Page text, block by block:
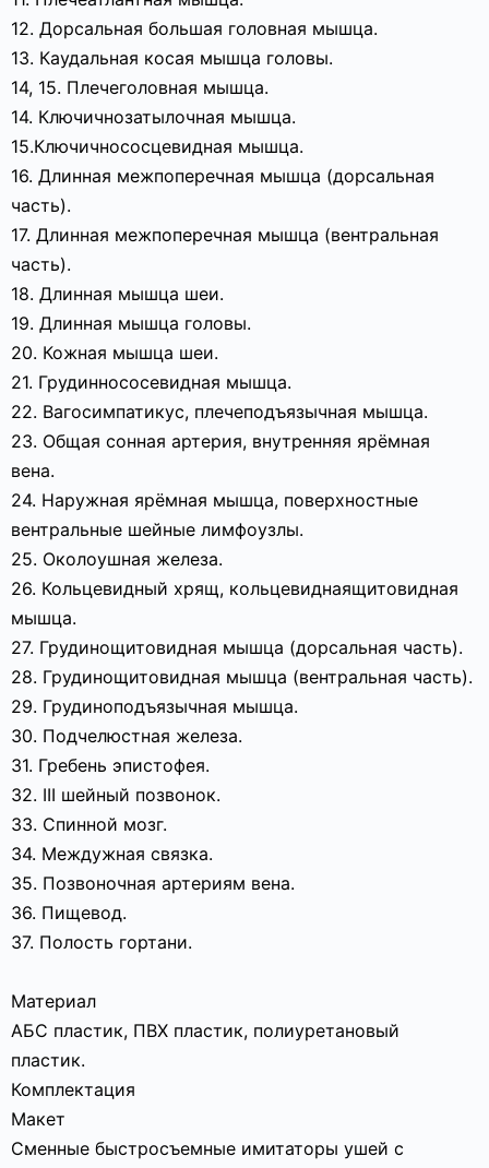
12. Дорсальная большая головная мышца.
13. Каудальная косая мышца головы.
14, 15. Плечеголовная мышца.
14. Ключичнозатылочная мышца.
15.Ключичнососцевидная мышца.
16. Длинная межпоперечная мышца (дорсальная
часть).
17. Длинная межпоперечная мышца (вентральная
часть).
18. Длинная мышца шеи.
19. Длинная мышца головы.
20. Кожная мышца шеи.
21. Грудиннососевидная мышца.
22. Вагосимпатикус, плечеподъязычная мышца.
23. Общая сонная артерия, внутренняя ярёмная
вена.
24. Наружная ярёмная мышца, поверхностные
вентральные шейные лимфоузлы.
25. Околоушная железа.
26. Кольцевидный хрящ, кольцевиднаящитовидная
мышца.
27. Грудинощитовидная мышца (дорсальная часть).
28. Грудинощитовидная мышца (вентральная часть).
29. Грудиноподъязычная мышца.
30. Подчелюстная железа.
31. Гребень эпистофея.
32. III шейный позвонок.
33. Спинной мозг.
34. Междужная связка.
35. Позвоночная артериям вена.
36. Пищевод.
37. Полость гортани.
Материал
АБС пластик, ПВХ пластик, полиуретановый
пластик.
Комплектация
Макет
Сменные быстросъемные имитаторы ушей с